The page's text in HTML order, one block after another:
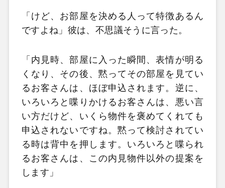
「けど、お部屋を決める人って特徴あるん
ですよね」彼は、不思議そうに言った。
「内見時、部屋に入った瞬間、表情が明る
くなり、その後、黙ってその部屋を見てい
るお客さんは、ほぼ申込されます。逆に、
いろいろと喋りかけるお客さんは、悪い言
い方だけど、いくら物件を褒めてくれても
申込されないですね。黙って検討されてい
る時は背中を押します。いろいろと喋られ
るお客さんは、この内見物件以外の提案を
します」